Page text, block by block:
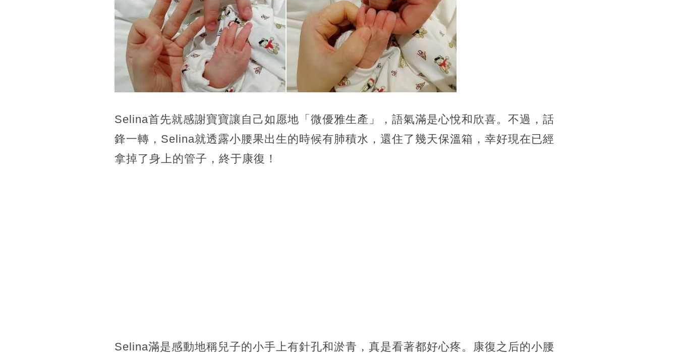
Selina首先就感謝寶寶讓自己如愿地「微優雅生產」
，語氣滿是心悅和欣喜。不過，話
鋒一轉，Selina就透露小腰果出生的時候有肺積水，還住了幾天保溫箱，幸好現在已經
拿掉了身上的管子，終于康復！
Selina滿是感動地稱兒子的小手上有針孔和淤青， 真是看著都好心疼。康復之后的小腰